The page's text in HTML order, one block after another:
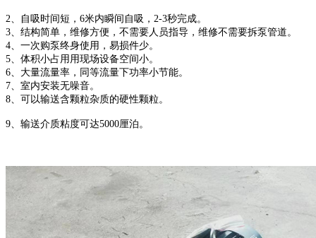
2、自吸时间短，6米内瞬间自吸，2-3秒完成。
3、结构简单，维修方便，不需要人员指导，维修不需要拆泵管道。
4、一次购泵终身使用，易损件少。
5、体积小占用用现场设备空间小。
6、大量流量率，同等流量下功率小节能。
7、室内安装无噪音。
8、可以输送含颗粒杂质的硬性颗粒。
9、输送介质粘度可达5000厘泊。